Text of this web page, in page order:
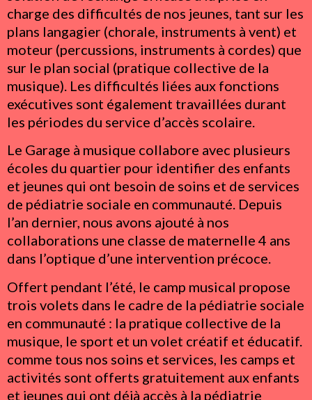
charge des difficultés de nos jeunes, tant sur les
plans langagier (chorale, instruments à vent) et
moteur (percussions, instruments à cordes) que
sur le plan social (pratique collective de la
musique). Les difficultés liées aux fonctions
exécutives sont également travaillées durant
les périodes du service d’accès scolaire.
Le Garage à musique collabore avec plusieurs
écoles du quartier pour identifier des enfants
et jeunes qui ont besoin de soins et de services
de pédiatrie sociale en communauté. Depuis
l’an dernier, nous avons ajouté à nos
collaborations une classe de maternelle 4 ans
dans l’optique d’une intervention précoce.
Offert pendant l’été, le camp musical propose
trois volets dans le cadre de la pédiatrie sociale
en communauté : la pratique collective de la
musique, le sport et un volet créatif et éducatif.
comme tous nos soins et services, les camps et
activités sont offerts gratuitement aux enfants
et jeunes qui ont déjà accès à la pédiatrie